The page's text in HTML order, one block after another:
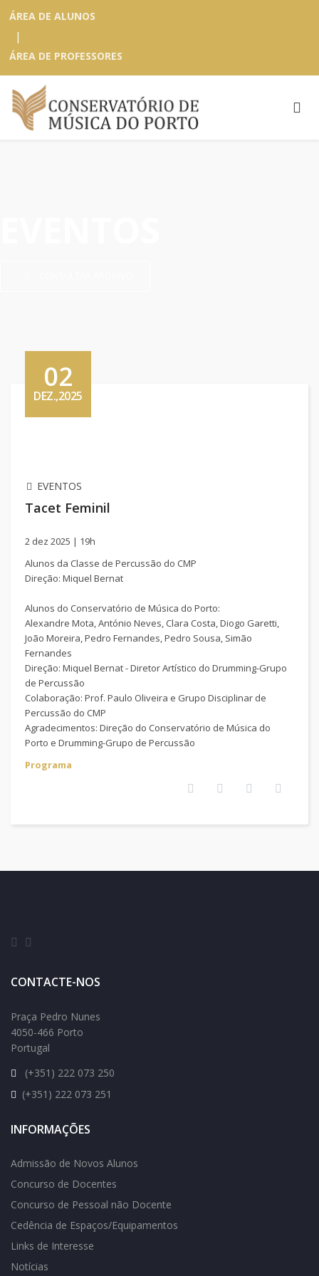
ÁREA DE ALUNOS
|
ÁREA DE PROFESSORES
02
DEZ.,2025
EVENTOS
Tacet Feminil
2 dez 2025 | 19h
Alunos da Classe de Percussão do CMP
Direção: Miquel Bernat
Alunos do Conservatório de Música do Porto:
Alexandre Mota, António Neves, Clara Costa, Diogo Garetti,
João Moreira, Pedro Fernandes, Pedro Sousa, Simão
Fernandes
Direção: Miquel Bernat - Diretor Artístico do Drumming-Grupo
de Percussão
Colaboração: Prof. Paulo Oliveira e Grupo Disciplinar de
Percussão do CMP
Agradecimentos: Direção do Conservatório de Música do
Porto e Drumming-Grupo de Percussão
Programa
CONTACTE-NOS
Praça Pedro Nunes
4050-466 Porto
Portugal
(+351) 222 073 250
(+351) 222 073 251
INFORMAÇÕES
Admissão de Novos Alunos
Concurso de Docentes
Concurso de Pessoal não Docente
Cedência de Espaços/Equipamentos
Links de Interesse
Notícias